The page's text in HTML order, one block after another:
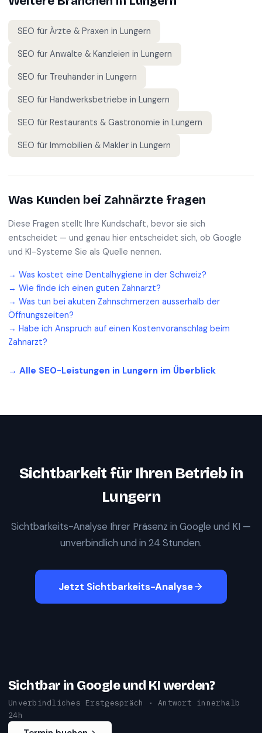
SEO für Ärzte & Praxen in Lungern
SEO für Anwälte & Kanzleien in Lungern
SEO für Treuhänder in Lungern
SEO für Handwerksbetriebe in Lungern
SEO für Restaurants & Gastronomie in Lungern
SEO für Immobilien & Makler in Lungern
Was Kunden bei Zahnärzte fragen
Diese Fragen stellt Ihre Kundschaft, bevor sie sich
entscheidet — und genau hier entscheidet sich, ob Google
und KI-Systeme Sie als Quelle nennen.
→ Was kostet eine Dentalhygiene in der Schweiz?
→ Wie finde ich einen guten Zahnarzt?
→ Was tun bei akuten Zahnschmerzen ausserhalb der
Öffnungszeiten?
→ Habe ich Anspruch auf einen Kostenvoranschlag beim
Zahnarzt?
→ Alle SEO-Leistungen in Lungern im Überblick
Sichtbarkeit für Ihren Betrieb in
Lungern
Sichtbarkeits-Analyse Ihrer Präsenz in Google und KI —
unverbindlich und in 24 Stunden.
Jetzt Sichtbarkeits-Analyse
Sichtbar in Google und KI werden?
Unverbindliches Erstgespräch · Antwort innerhalb
24h